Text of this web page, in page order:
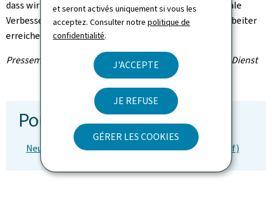
et seront activés uniquement si vous les
acceptez. Consulter notrepolitique de
confidentialité.
J'ACCEPTE
JE REFUSE
GÉRER LES COOKIES
dass wir mit den Gewerkschaftsvertretern fundamentale
Verbesserungen für unsere Mitarbeiterinnen und Mitarbeiter
erreichen konnten".
Pressemitteilung des Ministeriums für den öffentlichen Dienst
Pour en savoir plus
Neuer Kollektivvertrag für Staatsbedienstete (Pdf)